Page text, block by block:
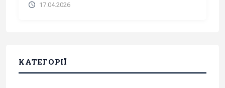
17.04.2026
КАТЕГОРІЇ